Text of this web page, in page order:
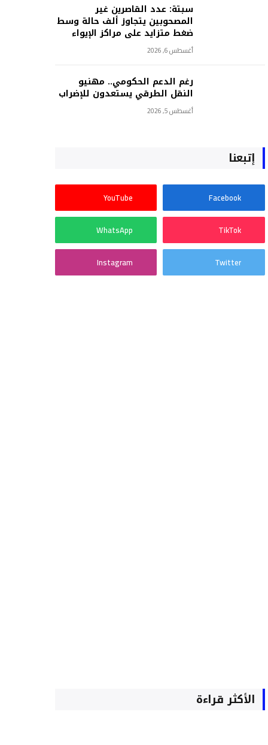
سبتة: عدد القاصرين غير
المصحوبين يتجاوز ألف حالة وسط
ضغط متزايد على مراكز الإيواء
أغسطس 6, 2026
رغم الدعم الحكومي.. مهنيو
النقل الطرقي يستعدون للإضراب
أغسطس 5, 2026
إتبعنا
Facebook
YouTube
TikTok
WhatsApp
Twitter
Instagram
الأكثر قراءة